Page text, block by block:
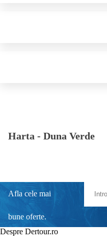
Harta - Duna Verde
Afla cele mai
bune oferte.
Despre Dertour.ro